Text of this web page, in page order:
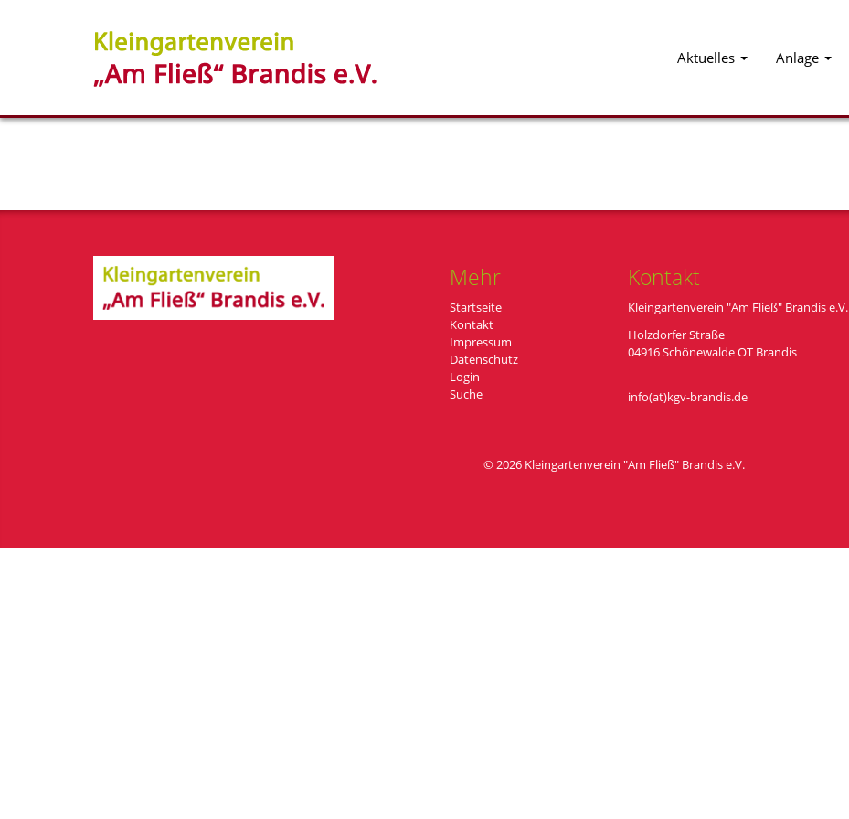
Aktuelles Anlage
Mehr
Startseite
Kontakt
Impressum
Datenschutz
Login
Suche
Kontakt
Kleingartenverein "Am Fließ" Brandis e.V.
Holzdorfer Straße
04916 Schönewalde OT Brandis
info(at)kgv-brandis.de
© 2026 Kleingartenverein "Am Fließ" Brandis e.V.